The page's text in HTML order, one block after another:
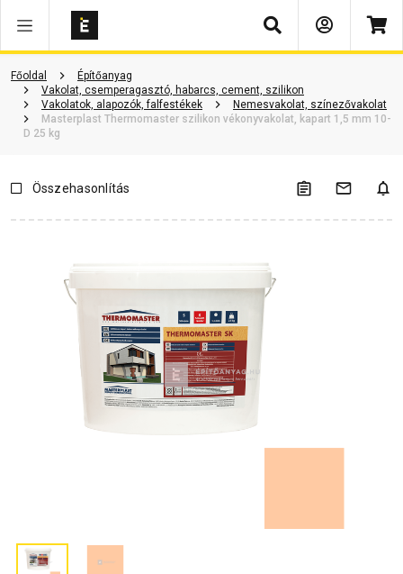
Keresés
Főoldal
Építőanyag
Vakolat, csemperagasztó, habarcs, cement, szilikon
Vakolatok, alapozók, falfestékek
Nemesvakolat, színezővakolat
Masterplast Thermomaster szilikon vékonyvakolat, kapart 1,5 mm 10-
D 25 kg
Vásárlói vélemények Kérdések és válaszok Kapcsolódó cikkek
Összehasonlítás